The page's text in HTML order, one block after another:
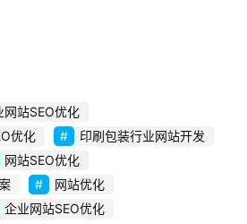
网站SEO优化
优化
印刷包装行业网站开发
网站SEO优化
网站优化
企业网站SEO优化